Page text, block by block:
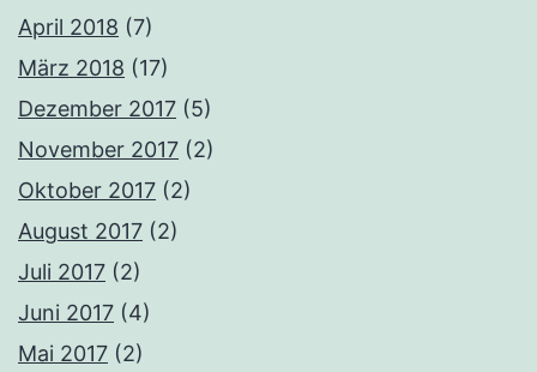
April 2018 (7)
März 2018 (17)
Dezember 2017 (5)
November 2017 (2)
Oktober 2017 (2)
August 2017 (2)
Juli 2017 (2)
Juni 2017 (4)
Mai 2017 (2)